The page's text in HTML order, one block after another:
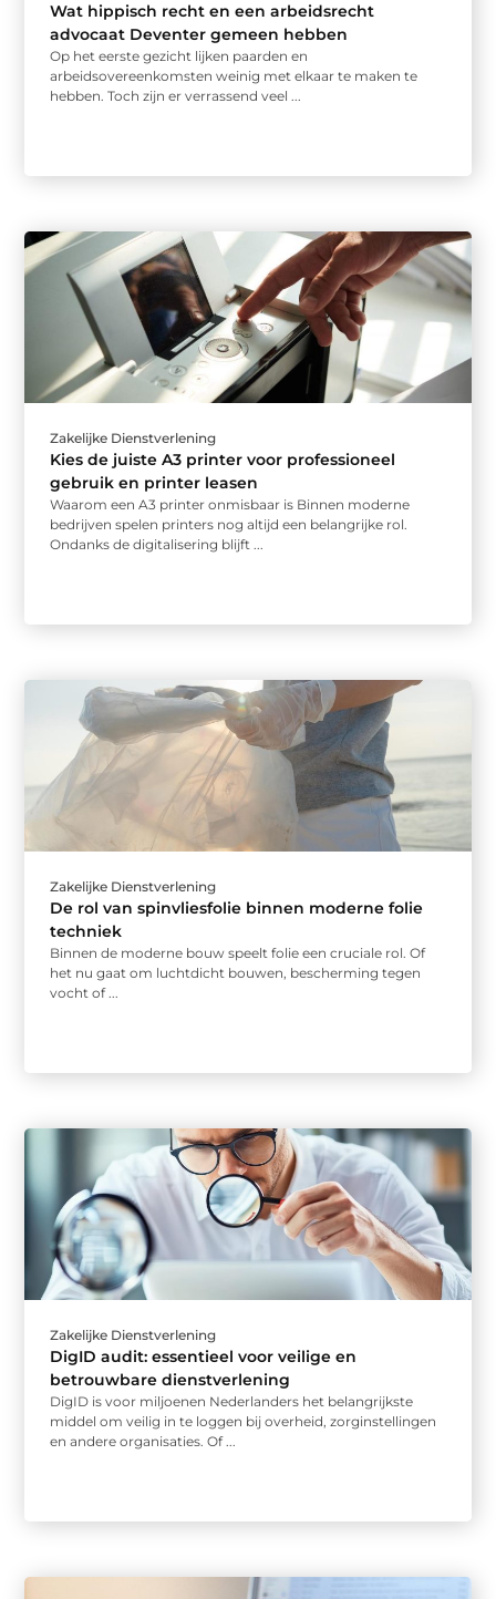
Wat hippisch recht en een arbeidsrecht
advocaat Deventer gemeen hebben
Op het eerste gezicht lijken paarden en
arbeidsovereenkomsten weinig met elkaar te maken te
hebben. Toch zijn er verrassend veel ...
Zakelijke Dienstverlening
Kies de juiste A3 printer voor professioneel
gebruik en printer leasen
Waarom een A3 printer onmisbaar is Binnen moderne
bedrijven spelen printers nog altijd een belangrijke rol.
Ondanks de digitalisering blijft ...
Zakelijke Dienstverlening
De rol van spinvliesfolie binnen moderne folie
techniek
Binnen de moderne bouw speelt folie een cruciale rol. Of
het nu gaat om luchtdicht bouwen, bescherming tegen
vocht of ...
Zakelijke Dienstverlening
DigID audit: essentieel voor veilige en
betrouwbare dienstverlening
DigID is voor miljoenen Nederlanders het belangrijkste
middel om veilig in te loggen bij overheid, zorginstellingen
en andere organisaties. Of ...